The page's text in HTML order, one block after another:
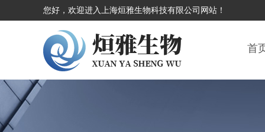
您好，欢迎进入上海烜雅生物科技有限公司网站！
首